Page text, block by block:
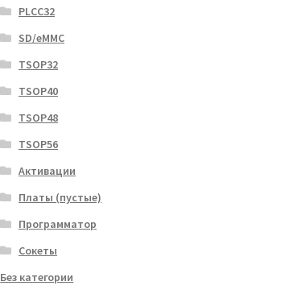
PLCC32
SD/eMMC
TSOP32
TSOP40
TSOP48
TSOP56
Активации
Платы (пустые)
Программатор
Сокеты
Без категории